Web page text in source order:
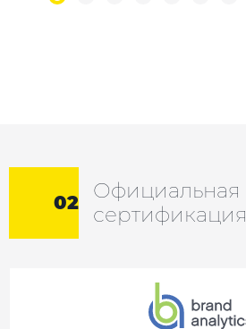
02
Официальная
сертификация